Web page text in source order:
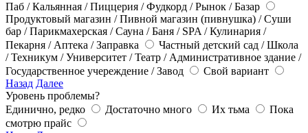
Паб / Кальянная / Пиццерия / Фудкорд / Рынок / Базар
Продуктовый магазин / Пивной магазин (пивнушка) / Суши
бар / Парикмахерская / Сауна / Баня / SPA / Кулинария /
Пекарня / Аптека / Заправка
Частный детский сад / Школа
/ Техникум / Университет / Театр / Административное здание /
Государственное учереждение / Завод
Свой вариант
Назад Далее
Уровень проблемы?
Единично, редко
Достаточно много Их тьма
Пока
смотрю прайс